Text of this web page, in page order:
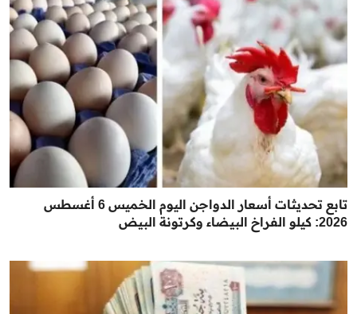
تابع تحديثات أسعار الدواجن اليوم الخميس 6 أغسطس
2026: كيلو الفراخ البيضاء وكرتونة البيض